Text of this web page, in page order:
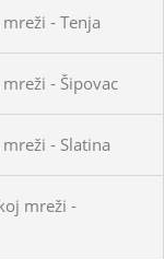
- Tenja
- Šipovac
- Slatina
mreži -